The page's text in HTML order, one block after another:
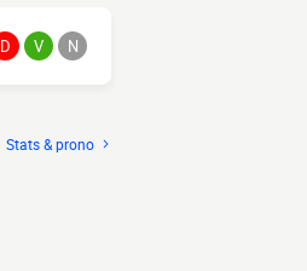
D V N
Stats & prono